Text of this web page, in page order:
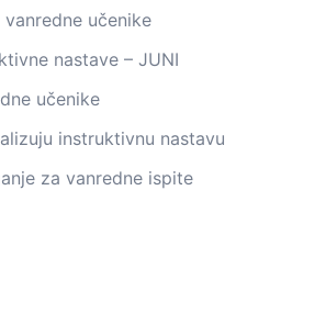
učenike
nastave – JUNI
učenike
instruktivnu nastavu
za vanredne ispite